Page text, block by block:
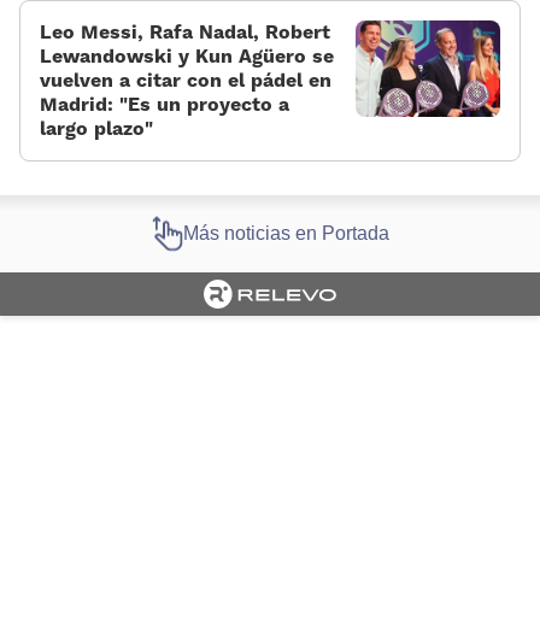
Leo Messi, Rafa Nadal, Robert
Lewandowski y Kun Agüero se
vuelven a citar con el pádel en
Madrid: “Es un proyecto a
largo plazo”
Más noticias en Portada